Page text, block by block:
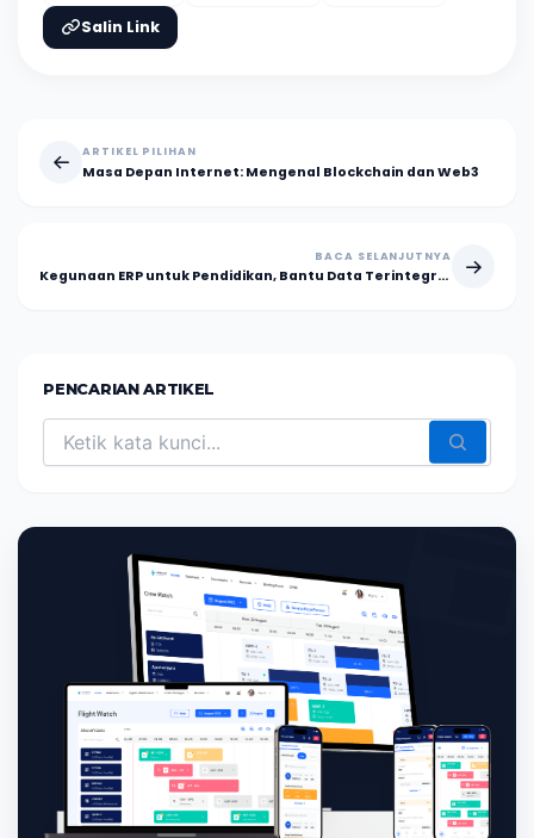
Salin Link
ARTIKEL PILIHAN
Masa Depan Internet: Mengenal Blockchain dan Web3
BACA SELANJUTNYA
Kegunaan ERP untuk Pendidikan, Bantu Data Terintegrasi?
PENCARIAN ARTIKEL